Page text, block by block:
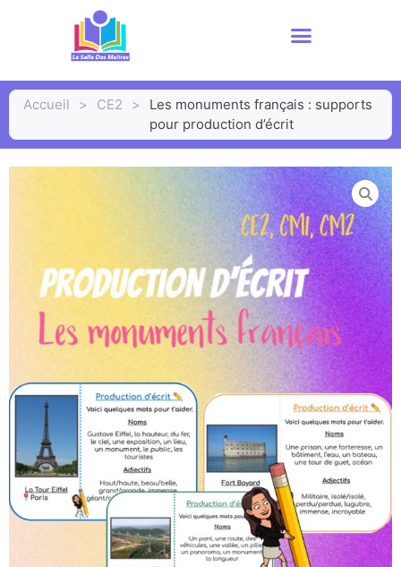
Accueil > CE2 >
Les monuments français : supports
pour production d’écrit